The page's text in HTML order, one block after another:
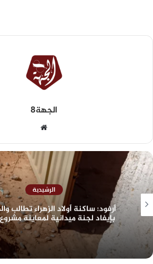
الجهة8
الرشيدية
أرفود: ساكنة أولاد الزهراء تطالب
بإيفاد لجنة ميدانية لمعاينة